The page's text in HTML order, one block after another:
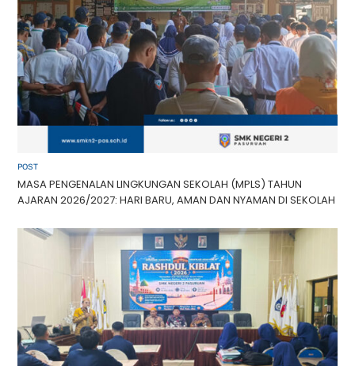
POST
MASA PENGENALAN LINGKUNGAN SEKOLAH (MPLS) TAHUN
AJARAN 2026/2027: HARI BARU, AMAN DAN NYAMAN DI SEKOLAH